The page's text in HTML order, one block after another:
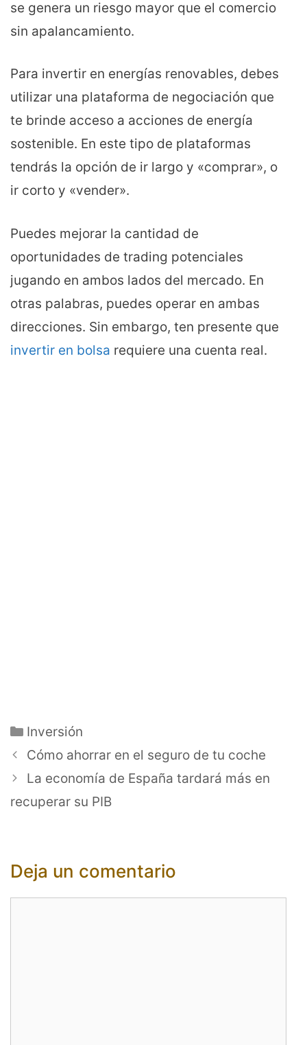
se genera un riesgo mayor que el comercio
sin apalancamiento.
Para invertir en energías renovables, debes
utilizar una plataforma de negociación que
te brinde acceso a acciones de energía
sostenible. En este tipo de plataformas
tendrás la opción de ir largo y «comprar», o
ir corto y «vender».
Puedes mejorar la cantidad de
oportunidades de trading potenciales
jugando en ambos lados del mercado. En
otras palabras, puedes operar en ambas
direcciones. Sin embargo, ten presente que
invertir en bolsa requiere una cuenta real.
Categorías
Inversión
Cómo ahorrar en el seguro de tu coche
La economía de España tardará más en
recuperar su PIB
Deja un comentario